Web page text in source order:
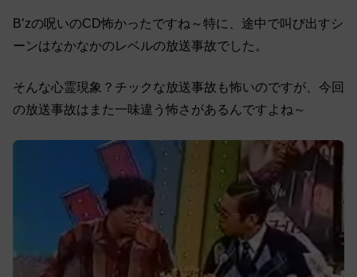
B’zの呪いのCD怖かったですね～特に、途中で叫び出すシ
ーンはなかなかのレベルの放送事故でした。
そんな心霊現象？チックな放送事故も怖いのですが、今回
の放送事故はまた一味違う怖さがあるんですよね～